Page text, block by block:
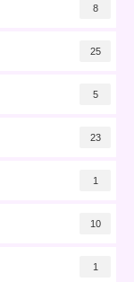
8
25
5
23
1
10
1